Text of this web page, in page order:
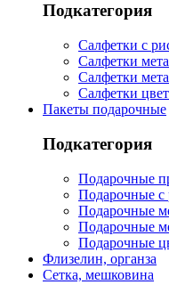
Подкатегория
Салфетки с
Салфетки
Салфетки
Салфетки
Пакеты подарочные
Подкатегория
Подарочные
Подарочные с
Подарочные
Подарочные
Подарочные
Флизелин, органза
Сетка, мешковина